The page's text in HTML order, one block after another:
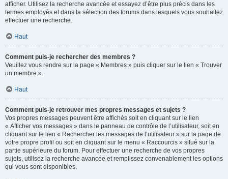
afficher. Utilisez la recherche avancée et essayez d’être plus précis dans les
termes employés et dans la sélection des forums dans lesquels vous souhaitez
effectuer une recherche.
Haut
Comment puis-je rechercher des membres ?
Veuillez vous rendre sur la page « Membres » puis cliquer sur le lien « Trouver
un membre ».
Haut
Comment puis-je retrouver mes propres messages et sujets ?
Vos propres messages peuvent être affichés soit en cliquant sur le lien
« Afficher vos messages » dans le panneau de contrôle de l’utilisateur, soit en
cliquant sur le lien « Rechercher les messages de l’utilisateur » sur la page de
votre propre profil ou soit en cliquant sur le menu « Raccourcis » situé sur la
partie supérieure du forum. Pour effectuer une recherche de vos propres
sujets, utilisez la recherche avancée et remplissez convenablement les options
qui vous sont disponibles.